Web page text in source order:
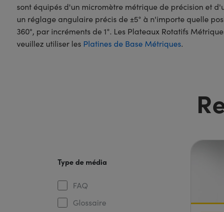
sont équipés d'un micromètre métrique de précision et
un réglage angulaire précis de ±5° à n'importe quelle
360°, par incréments de 1°. Les Plateaux Rotatifs
veuillez utiliser les Platines de Base Métriques.
Type de média
FAQ
Glossaire